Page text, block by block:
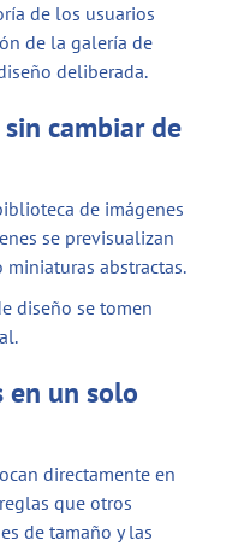
de los usuarios
de la galería de
deliberada.
cambiar de
de imágenes
se previsualizan
abstractas.
diseño se tomen
en un solo
directamente en
que otros
de tamaño y las